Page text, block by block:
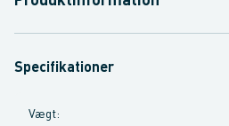
Specifikationer
Vægt: